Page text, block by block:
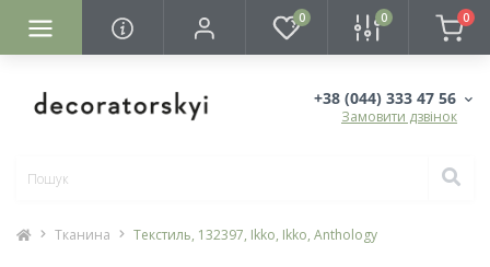
0 0 0
+38 (044) 333 47 56
Замовити дзвінок
Тканина Текстиль, 132397, Ikko, Ikko, Anthology